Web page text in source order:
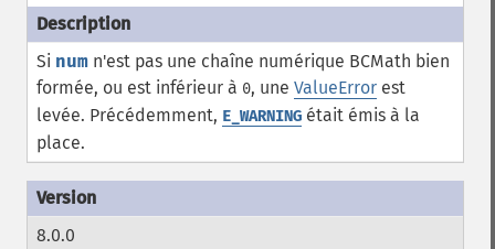
Si num n'est pas une chaîne numérique BCMath bien
formée, ou est inférieur à 0, une ValueError est
levée. Précédemment, E_WARNING était émis à la
place.
8.0.0